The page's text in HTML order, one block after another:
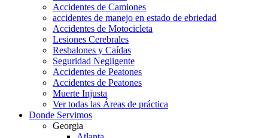
Accidentes de Camiones
accidentes de manejo en estado de ebriedad
Accidentes de Motocicleta
Lesiones Cerebrales
Resbalones y Caídas
Seguridad Negligente
Accidentes de Peatones
Accidentes de Peatones
Muerte Injusta
Ver todas las Áreas de práctica
Donde Servimos
Georgia